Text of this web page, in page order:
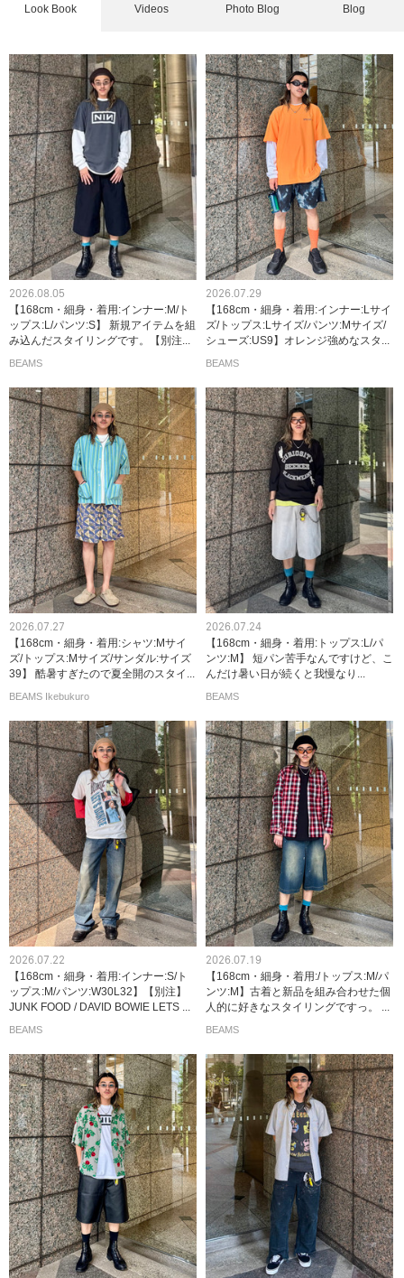
Look Book Videos Photo Blog Blog
2026.08.05
【168cm・細身・着用:インナー:M/ト
ップス:L/パンツ:S】 新規アイテムを組
み込んだスタイリングです。【別注...
BEAMS
2026.07.29
【168cm・細身・着用:インナー:Lサイ
ズ/トップス:Lサイズ/パンツ:Mサイズ/
シューズ:US9】オレンジ強めなスタ...
BEAMS
2026.07.27
【168cm・細身・着用:シャツ:Mサイ
ズ/トップス:Mサイズ/サンダル:サイズ
39】 酷暑すぎたので夏全開のスタイ...
BEAMS Ikebukuro
2026.07.24
【168cm・細身・着用:トップス:L/パ
ンツ:M】 短パン苦手なんですけど、こ
んだけ暑い日が続くと我慢なり...
BEAMS
2026.07.22
【168cm・細身・着用:インナー:S/ト
ップス:M/パンツ:W30L32】【別注】
JUNK FOOD / DAVID BOWIE LETS ...
BEAMS
2026.07.19
【168cm・細身・着用:/トップス:M/パ
ンツ:M】古着と新品を組み合わせた個
人的に好きなスタイリングですっ。 ...
BEAMS